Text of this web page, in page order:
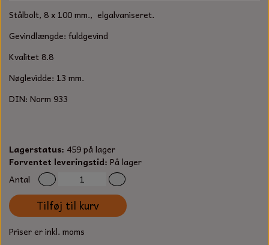
SORTIMENT
OLIE TIL SMÅMOTORER & HAVEMASKINER
BENSINSLANGE OG FILTRE
STARTSNOR OG TILBEHØR
UNIVERSAL KABLER OG TILBEHØR
UNIVERSAL REMSKIVER OG STYRERULLER
SMERGELLÆRRED
BATTERILADEAPPARAT
VÆRKTØJSSÆT
FEDTPRESSER
Stålbolt, 8 x 100 mm., elgalvaniseret.
Gevindlængde: fuldgevind
Kvalitet 8.8
Nøglevidde: 13 mm.
DIN: Norm 933
Lagerstatus: 459 på lager
Forventet leveringstid: På lager
Antal
Tilføj til kurv
Priser er inkl. moms